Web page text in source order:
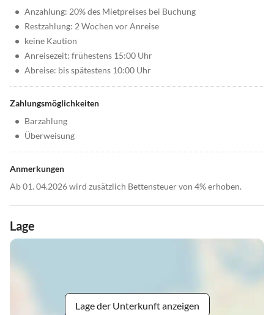
• Anzahlung: 20% des Mietpreises bei Buchung
• Restzahlung: 2 Wochen vor Anreise
• keine Kaution
• Anreisezeit: frühestens 15:00 Uhr
• Abreise: bis spätestens 10:00 Uhr
Zahlungsmöglichkeiten
• Barzahlung
• Überweisung
Anmerkungen
Ab 01. 04.2026 wird zusätzlich Bettensteuer von 4% erhoben.
Lage
Lage der Unterkunft anzeigen